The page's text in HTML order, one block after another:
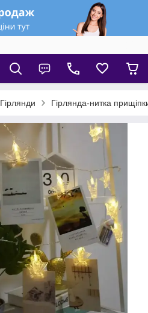
Гірлянди Гірлянда-нитка